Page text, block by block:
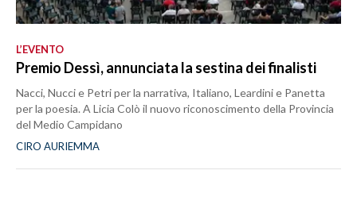
L’EVENTO
Premio Dessì, annunciata la sestina dei finalisti
Nacci, Nucci e Petri per la narrativa, Italiano, Leardini e Panetta
per la poesia. A Licia Colò il nuovo riconoscimento della Provincia
del Medio Campidano
CIRO AURIEMMA